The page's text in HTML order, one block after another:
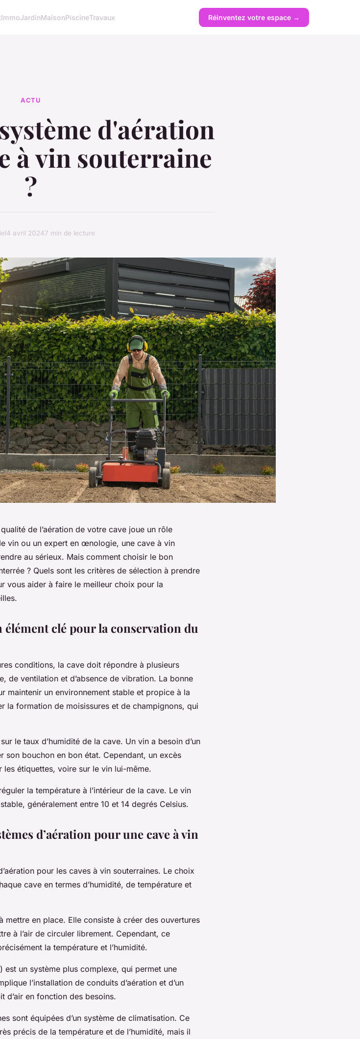
ImmoJardinMaisonPiscineTravaux Réinventez votre espace →
ACTU
d'aération
à vin souterraine
?
4 avril 20247 min de lecture
de l’aération de votre cave joue un rôle
vin ou un expert en œnologie, une cave à vin
au sérieux. Mais comment choisir le bon
? Quels sont les critères de sélection à prendre
vous aider à faire le meilleur choix pour la
élément clé pour la conservation du
conditions, la cave doit répondre à plusieurs
de ventilation et d’absence de vibration. La bonne
maintenir un environnement stable et propice à la
la formation de moisissures et de champignons, qui
le taux d’humidité de la cave. Un vin a besoin d’un
son bouchon en bon état. Cependant, un excès
les étiquettes, voire sur le vin lui-même.
la température à l’intérieur de la cave. Le vin
généralement entre 10 et 14 degrés Celsius.
d’aération pour une cave à vin
pour les caves à vin souterraines. Le choix
cave en termes d’humidité, de température et
mettre en place. Elle consiste à créer des ouvertures
à l’air de circuler librement. Cependant, ce
la température et l’humidité.
est un système plus complexe, qui permet une
l’installation de conduits d’aération et d’un
d’air en fonction des besoins.
sont équipées d’un système de climatisation. Ce
précis de la température et de l’humidité, mais il